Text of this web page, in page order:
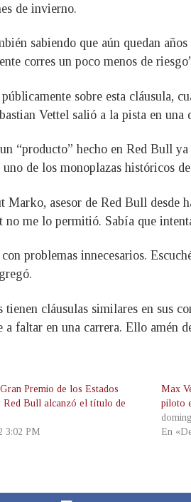
de invierno.
sabiendo que aún quedan
corres un poco menos de
sobre esta cláusula,
Vettel salió a la pista en
“producto” hecho en Red Bull
de los monoplazas históricos
Marko, asesor de Red Bull desde
no me lo permitió. Sabía que
problemas innecesarios.
cláusulas similares en sus
faltar en una carrera. Ello amén
Premio de los Estados
Red Bull alcanzó el título de
3:02 PM
Max
piloto
En